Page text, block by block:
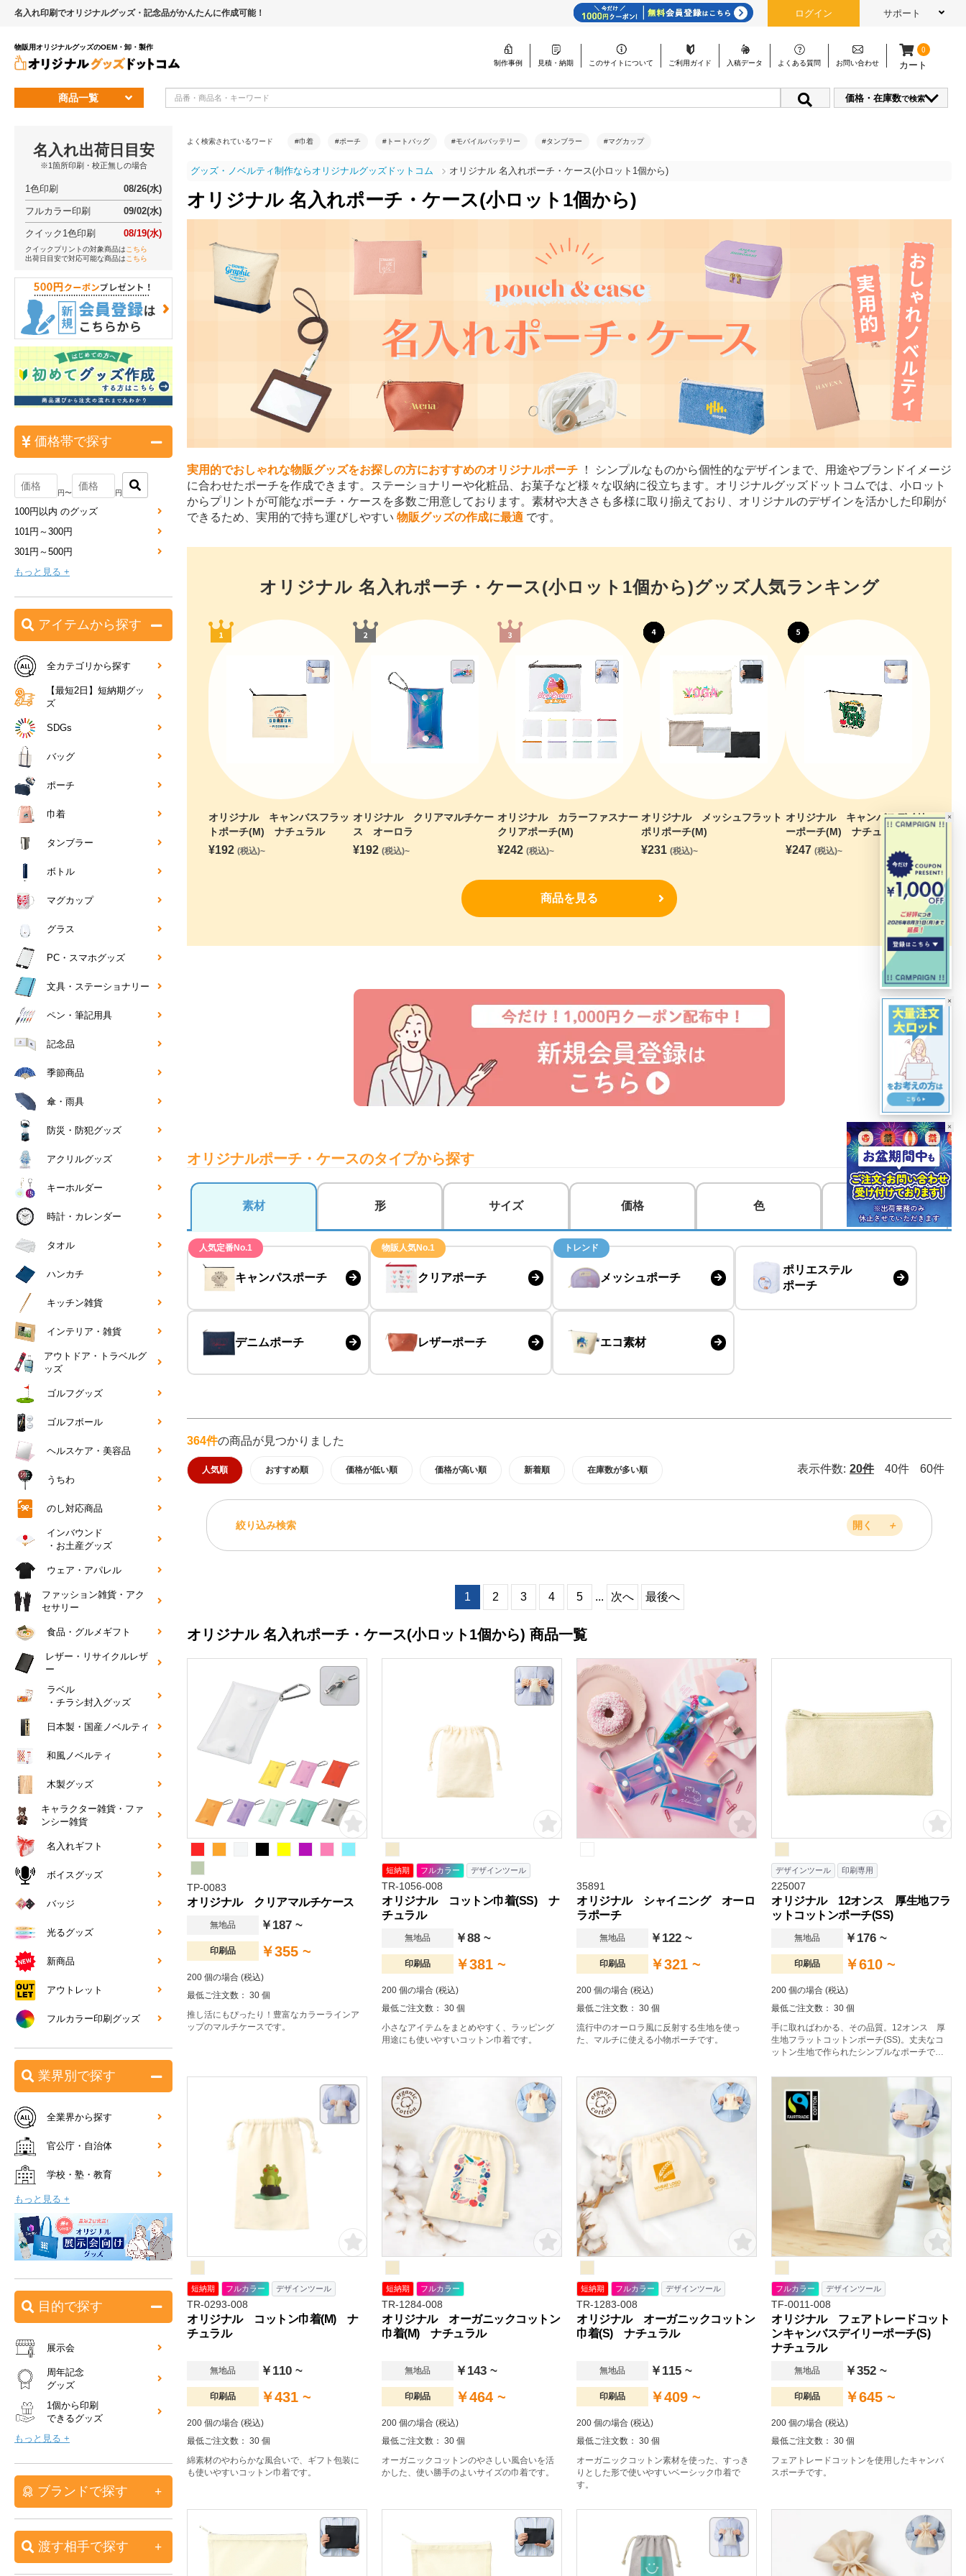
名入れ印刷でオリジナルグッズ・記念品がかんたんに作成可能！ ログイン サポート
物販用オリジナルグッズのOEM・卸・製作
制作事例
見積・納期 このサイトについて ご利用ガイド 入稿データ よくある質問 お問い合わせ
0
カート
商品一覧 価格・在庫数で検索
よく検索されているワード #巾着 #ポーチ #トートバッグ #モバイルバッテリー #タンブラー #マグカップ
グッズ・ノベルティ制作ならオリジナルグッズドットコム オリジナル 名入れポーチ・ケース(小ロット1個から)
オリジナル 名入れポーチ・ケース(小ロット1個から)
実用的でおしゃれな物販グッズをお探しの方におすすめのオリジナルポーチ ！ シンプルなものから個性的なデザインまで、用途やブランドイメージ
に合わせたポーチを作成できます。ステーショナリーや化粧品、お菓子など様々な収納に役立ちます。オリジナルグッズドットコムでは、小ロット
からプリントが可能なポーチ・ケースを多数ご用意しております。素材や大きさも多様に取り揃えており、オリジナルのデザインを活かした印刷が
できるため、実用的で持ち運びしやすい 物販グッズの作成に最適 です。
オリジナル 名入れポーチ・ケース(小ロット1個から)グッズ人気ランキング
オリジナル キャンバスフラッ
トポーチ(M) ナチュラル
¥192 (税込)~
オリジナル クリアマルチケー
ス オーロラ
¥192 (税込)~
オリジナル カラーファスナー
クリアポーチ(M)
¥242 (税込)~
オリジナル メッシュフラット
ポリポーチ(M)
¥231 (税込)~
オリジナル キャンバスデイリ
ーポーチ(M) ナチュラル
¥247 (税込)~
商品を見る
オリジナルポーチ・ケースのタイプから探す
素材 形 サイズ 価格 色 用途・目的
人気定番No.1
キャンパスポーチ
物販人気No.1
クリアポーチ
トレンド
メッシュポーチ
ポリエステル
ポーチ
デニムポーチ レザーポーチ エコ素材
364件の商品が見つかりました
人気順 おすすめ順 価格が低い順 価格が高い順 新着順 在庫数が多い順 表示件数: 20件 40件 60件
絞り込み検索 開く ＋
1 2 3 4 5 ... 次へ 最後へ
オリジナル 名入れポーチ・ケース(小ロット1個から) 商品一覧
TP-0083
オリジナル クリアマルチケース
無地品 ￥187 ~
印刷品 ￥355 ~
200 個の場合 (税込)
最低ご注文数： 30 個
推し活にもぴったり！豊富なカラーラインア
ップのマルチケースです。
短納期 フルカラー デザインツール
TR-1056-008
オリジナル コットン巾着(SS) ナ
チュラル
無地品 ￥88 ~
印刷品 ￥381 ~
200 個の場合 (税込)
最低ご注文数： 30 個
小さなアイテムをまとめやすく、ラッピング
用途にも使いやすいコットン巾着です。
35891
オリジナル シャイニング オーロ
ラポーチ
無地品 ￥122 ~
印刷品 ￥321 ~
200 個の場合 (税込)
最低ご注文数： 30 個
流行中のオーロラ風に反射する生地を使っ
た、マルチに使える小物ポーチです。
デザインツール 印刷専用
225007
オリジナル 12オンス 厚生地フラ
ットコットンポーチ(SS)
無地品 ￥176 ~
印刷品 ￥610 ~
200 個の場合 (税込)
最低ご注文数： 30 個
手に取ればわかる、その品質。12オンス 厚
生地フラットコットンポーチ(SS)。丈夫なコ
ットン生地で作られたシンプルなポーチで
ただけます。
短納期 フルカラー デザインツール
TR-0293-008
オリジナル コットン巾着(M) ナ
チュラル
無地品 ￥110 ~
印刷品 ￥431 ~
200 個の場合 (税込)
最低ご注文数： 30 個
綿素材のやわらかな風合いで、ギフト包装に
も使いやすいコットン巾着です。
短納期 フルカラー
TR-1284-008
オリジナル オーガニックコットン
巾着(M) ナチュラル
無地品 ￥143 ~
印刷品 ￥464 ~
200 個の場合 (税込)
最低ご注文数： 30 個
オーガニックコットンのやさしい風合いを活
かした、使い勝手のよいサイズの巾着です。
短納期 フルカラー デザインツール
TR-1283-008
オリジナル オーガニックコットン
巾着(S) ナチュラル
無地品 ￥115 ~
印刷品 ￥409 ~
200 個の場合 (税込)
最低ご注文数： 30 個
オーガニックコットン素材を使った、すっき
りとした形で使いやすいベーシック巾着で
す。
フルカラー デザインツール
TF-0011-008
オリジナル フェアトレードコット
ンキャンバスデイリーポーチ(S)
ナチュラル
無地品 ￥352 ~
印刷品 ￥645 ~
200 個の場合 (税込)
最低ご注文数： 30 個
フェアトレードコットンを使用したキャンバ
スポーチです。
名入れ出荷日目安
※1箇所印刷・校正無しの場合
1色印刷 08/26(水)
フルカラー印刷 09/02(水)
クイック1色印刷 08/19(水)
クイックプリントの対象商品は こちら
出荷日目安で対応可能な商品は こちら
価格帯で探す
円〜 円
100円以内 のグッズ
101円～300円
301円～500円
もっと見る +
アイテムから探す
全カテゴリから探す
【最短2日】短納期グッ
ズ
SDGs
バッグ
ポーチ
巾着
タンブラー
ボトル
マグカップ
グラス
PC・スマホグッズ
文具・ステーショナリー
ペン・筆記用具
記念品
季節商品
傘・雨具
防災・防犯グッズ
アクリルグッズ
キーホルダー
時計・カレンダー
タオル
ハンカチ
キッチン雑貨
インテリア・雑貨
アウトドア・トラベルグ
ッズ
ゴルフグッズ
ゴルフボール
ヘルスケア・美容品
うちわ
のし対応商品
インバウンド
・お土産グッズ
ウェア・アパレル
ファッション雑貨・アク
セサリー
食品・グルメギフト
レザー・リサイクルレザ
ー
ラベル
・チラシ封入グッズ
日本製・国産ノベルティ
和風ノベルティ
木製グッズ
キャラクター雑貨・ファ
ンシー雑貨
名入れギフト
ボイスグッズ
バッジ
光るグッズ
新商品
アウトレット
フルカラー印刷グッズ
業界別で探す
全業界から探す
官公庁・自治体
学校・塾・教育
もっと見る +
目的で探す
展示会
周年記念
グッズ
1個から印刷
できるグッズ
もっと見る +
ブランドで探す
渡す相手で探す
×
×
×